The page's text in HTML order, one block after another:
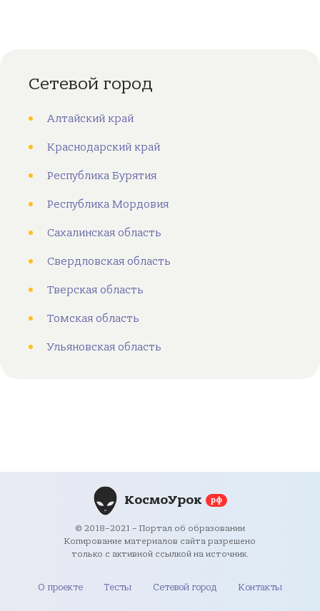
Сетевой город
Алтайский край
Краснодарский край
Республика Бурятия
Республика Мордовия
Сахалинская область
Свердловская область
Тверская область
Томская область
Ульяновская область
КосмоУрок рф
© 2018–2021 – Портал об образовании
Копирование материалов сайта разрешено
только с активной ссылкой на источник.
О проекте Тесты Сетевой город Контакты